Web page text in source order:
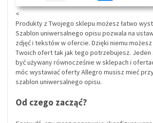
<
Produkty z Twojego sklepu możesz łatwo
Szablon uniwersalnego opisu pozwala na
zdjęć i tekstów w ofercie. Dzięki niemu
Twoich ofert tak jak tego potrzebujesz. Jeden
być używany równocześnie w sklepach i
móc wystawiać oferty Allegro musisz mieć
szablon uniwersalnego opisu.
Od czego zacząć?